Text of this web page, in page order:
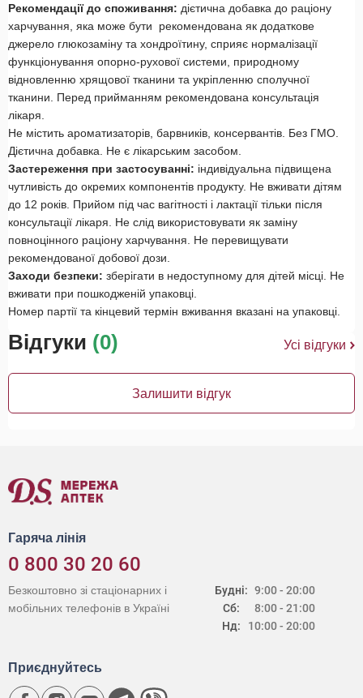
Рекомендації до споживання: дієтична добавка до раціону
харчування, яка може бути рекомендована як додаткове
джерело глюкозаміну та хондроїтину, сприяє нормалізації
функціонування опорно-рухової системи, природному
відновленню хрящової тканини та укріпленню сполучної
тканини. Перед прийманням рекомендована консультація
лікаря.
Не містить ароматизаторів, барвників, консервантів. Без ГМО.
Дієтична добавка. Не є лікарським засобом.
Застереження при застосуванні: індивідуальна підвищена
чутливість до окремих компонентів продукту. Не вживати дітям
до 12 років. Прийом під час вагітності і лактації тільки після
консультації лікаря. Не слід використовувати як заміну
повноцінного раціону харчування. Не перевищувати
рекомендованої добової дози.
Заходи безпеки: зберігати в недоступному для дітей місці. Не
вживати при пошкодженій упаковці.
Номер партії та кінцевий термін вживання вказані на упаковці.
Відгуки (0) Усі відгуки
Залишити відгук
Гаряча лінія
0 800 30 20 60
Будні:
Сб:
Нд:
9:00 - 20:00
8:00 - 21:00
10:00 - 20:00
Безкоштовно зі стаціонарних і
мобільних телефонів в Україні
Приєднуйтесь